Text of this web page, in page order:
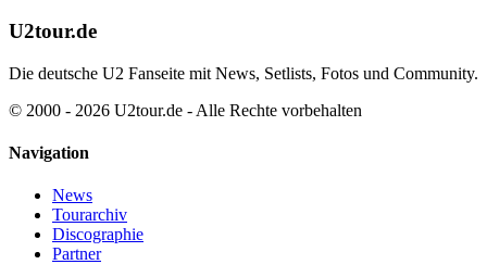
U2tour.de
Die deutsche U2 Fanseite mit News, Setlists, Fotos und Community.
© 2000 - 2026 U2tour.de - Alle Rechte vorbehalten
Navigation
News
Tourarchiv
Discographie
Partner